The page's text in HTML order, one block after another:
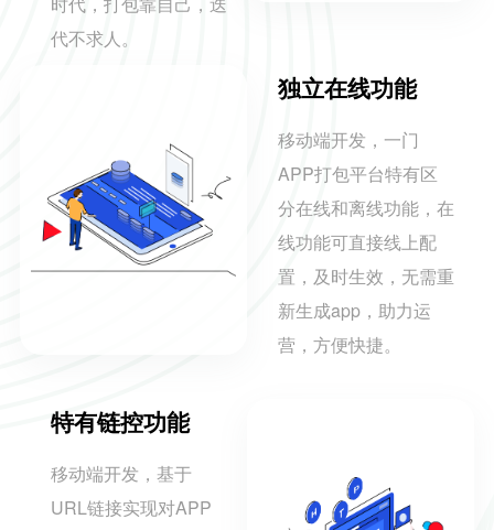
代不求人。
独立在线功能
移动端开发，一门
APP打包平台特有区
分在线和离线功能，在
线功能可直接线上配
置，及时生效，无需重
新生成app，助力运
营，方便快捷。
特有链控功能
移动端开发，基于
URL链接实现对APP